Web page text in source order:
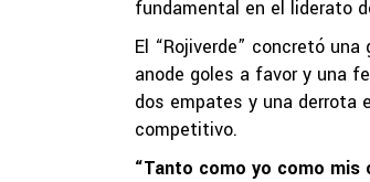
fundamental en el liderato
El “Rojiverde” concretó
anode goles a favor y una
dos empates y una derrota
competitivo.
“Tanto como yo como mis